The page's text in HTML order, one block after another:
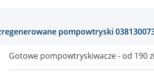
pompowtryski
Gotowe pompowtryskiwacze - od 190